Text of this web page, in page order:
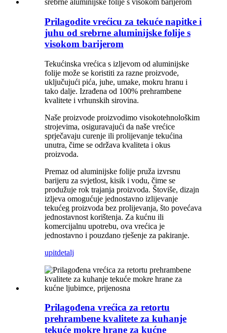
Prilagodite vrećicu za tekuće napitke i
juhu od srebrne aluminijske folije s
visokom barijerom
Tekućinska vrećica s izljevom od aluminijske
folije može se koristiti za razne proizvode,
uključujući pića, juhe, umake, mokru hranu i
tako dalje. Izrađena od 100% prehrambene
kvalitete i vrhunskih sirovina.
Naše proizvode proizvodimo visokotehnološkim
strojevima, osiguravajući da naše vrećice
sprječavaju curenje ili prolijevanje tekućina
unutra, čime se održava kvaliteta i okus
proizvoda.
Premaz od aluminijske folije pruža izvrsnu
barijeru za svjetlost, kisik i vodu, čime se
produžuje rok trajanja proizvoda. Štoviše, dizajn
izljeva omogućuje jednostavno izlijevanje
tekućeg proizvoda bez prolijevanja, što povećava
jednostavnost korištenja. Za kućnu ili
komercijalnu upotrebu, ova vrećica je
jednostavno i pouzdano rješenje za pakiranje.
upitdetalj
Prilagođena vrećica za retortu
prehrambene kvalitete za kuhanje
tekuće mokre hrane za kućne